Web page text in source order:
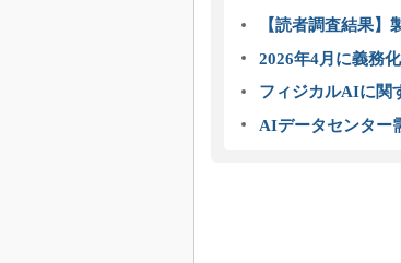
【読者調査結果
2026年4月に義務
フィジカルAIに関
AIデータセンター